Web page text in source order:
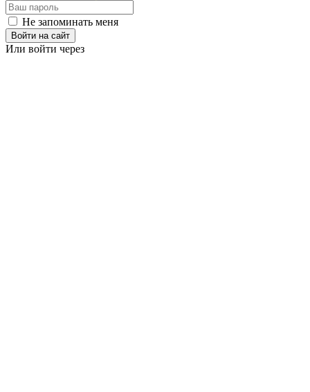
Не запоминать меня
Войти на сайт
Или войти через